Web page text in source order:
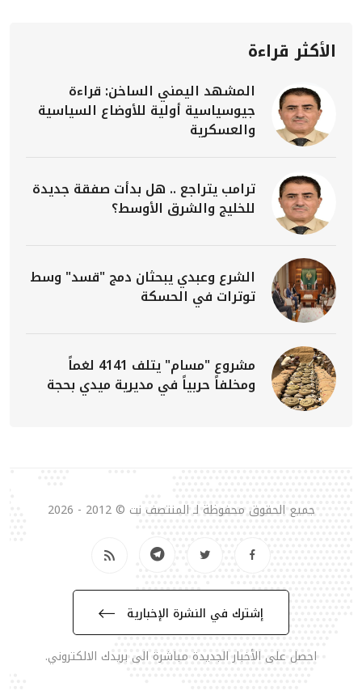
الأكثر قراءة
المشهد اليمني الساخن: قراءة
جيوسياسية أولية للأوضاع السياسية
والعسكرية
ترامب يتراجع .. هل بدأت صفقة جديدة
للخليج والشرق الأوسط؟
الشرع وعبدي يبحثان دمج "قسد" وسط
توترات في الحسكة
مشروع "مسام" يتلف 4141 لغماً
ومخلفاً حربياً في مديرية ميدي بحجة
جميع الحقوق محفوظة لـ المنتصف نت © 2012 - 2026
إشترك في النشرة الإخبارية
احصل على الأخبار الجديدة مباشرة الى بريدك الالكتروني.